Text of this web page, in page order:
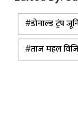
डोनाल्ड ट्रंप
ताज महल